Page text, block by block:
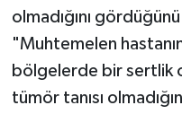
olmadığını
"Muhtemelen
bölgelerde bir sertlik
tümör tanısı